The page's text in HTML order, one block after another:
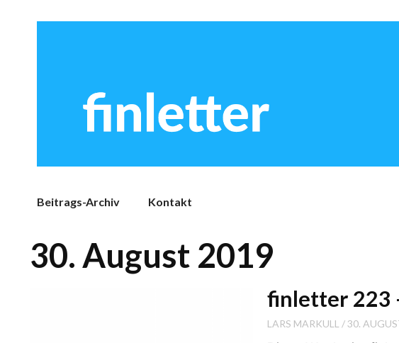
Beitrags-Archiv Kontakt
30. August 2019
finletter 223
LARS MARKULL 30.